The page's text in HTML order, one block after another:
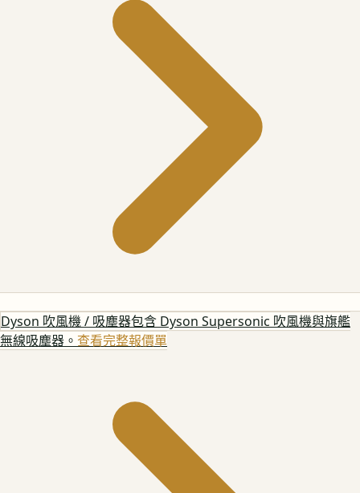
Dyson 吹風機 / 吸塵器包含 Dyson Supersonic 吹風機與旗艦
無線吸塵器。 查看完整報價單